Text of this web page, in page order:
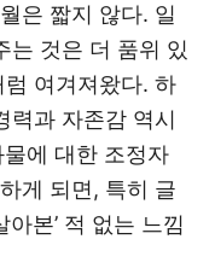
은 짧지 않다. 일
는 것은 더 품위 있
여겨져왔다. 하
력과 자존감 역시
에 대한 조정자
게 되면, 특히 글
본’ 적 없는 느낌